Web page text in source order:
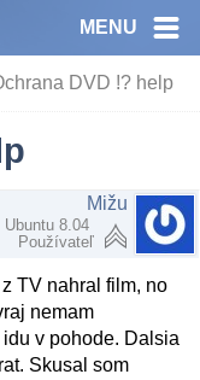
MENU
DVD !? help
Mižu
Ubuntu 8.04
Používateľ
TV nahral film, no
nemam
v pohode. Dalsia
Skusal som